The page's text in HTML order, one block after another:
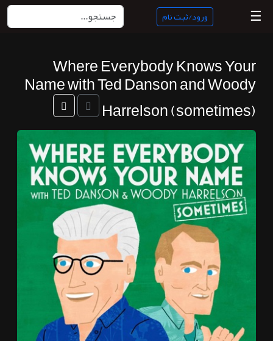
منبع
ناب
جستجو
پادکست
☰ ورود/ثبت نام
Where Everybody Knows Your
Name with Ted Danson and Woody
Harrelson (sometimes)